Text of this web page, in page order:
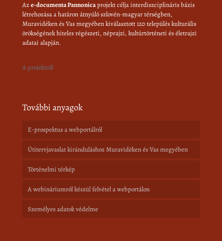
Aze-documenta Pannonicaprojekt célja interdiszciplináris bázis
létrehozása a határon átnyúló szlovén-magyar térségben,
Muravidéken és Vas megyében kiválasztott 120 település kulturális
örökségének hiteles régészeti, néprajzi, kultúrtörténeti és életrajzi
adatai alapján.
A projektről
További anyagok
E-prospektus a webportálról
Útitervjavaslat kiránduláshoz Muravidéken és Vas megyében
Történelmi térkép
A webináriumról készül felvétel a webportálon
Személyes adatok védelme